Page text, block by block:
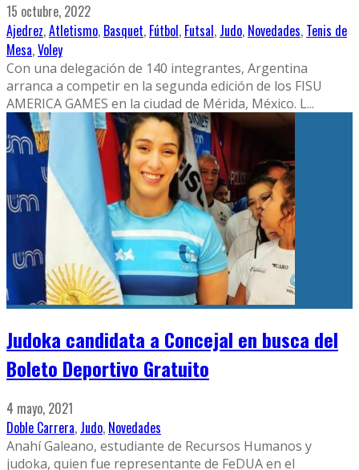
15 octubre, 2022
Ajedrez,Atletismo, Basquet, Fútbol, Futsal, Judo, Novedades, Tenis de
Mesa,Voley
Con una delegación de 140 integrantes, Argentina
arranca a competir en la segunda edición de los FISU
AMERICA GAMES en la ciudad de Mérida, México. L...
Judoka candidata a Concejal en busca del
Boleto Deportivo Gratuito
4 mayo, 2021
Doble Carrera, Judo, Novedades
Anahí Galeano, estudiante de Recursos Humanos y
judoka, quien fue representante de FeDUA en el